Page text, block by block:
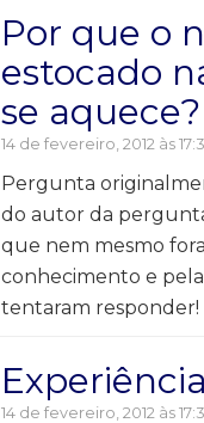
Por que o
estocado
se aquece?
14 de fevereiro, 2012 às
Pergunta
do autor da
que nem mesmo
conhecimento e
tentaram responder!
14 de fevereiro, 2012 às